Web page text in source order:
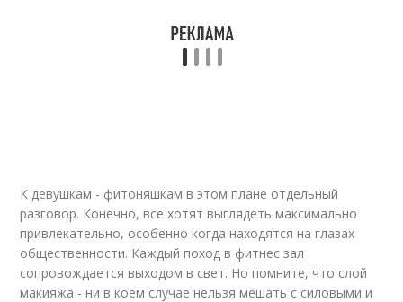
К девушкам - фитоняшкам в этом плане отдельный
разговор. Конечно, все хотят выглядеть максимально
привлекательно, особенно когда находятся на глазах
общественности. Каждый поход в фитнес зал
сопровождается выходом в свет. Но помните, что слой
макияжа - ни в коем случае нельзя мешать с силовыми и